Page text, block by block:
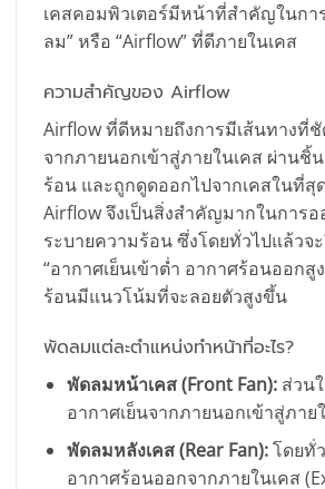
เคสคอมพิวเตอร์มีหน้าที่สำคัญในกา
ลม” หรือ “Airflow” ที่ดีภายในเคส
ความสำคัญของ Airflow
Airflow ที่ดีหมายถึงการมีเส้นทางที่ชั
จากภายนอกเข้าสู่ภายในเคส ผ่านชิ้
ร้อน และถูกดูดออกไปจากเคสในที่สุ
Airflow จึงเป็นสิ่งสำคัญมากในการ
ระบายความร้อน ซึ่งโดยทั่วไปแล้วจ
“อากาศเย็นเข้าต่ำ อากาศร้อนออกสู
ร้อนมีแนวโน้มที่จะลอยตัวสูงขึ้น
พัดลมแต่ละตำแหน่งทำหน้าที่อะไร?
พัดลมหน้าเคส (Front Fan):ส่วน
อากาศเย็นจากภายนอกเข้าสู่ภาย
พัดลมหลังเคส (Rear Fan):โดยทั่
อากาศร้อนออกจากภายในเคส